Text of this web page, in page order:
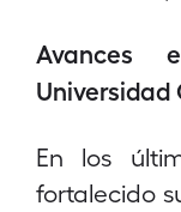
Universidad
En los
fortalecido